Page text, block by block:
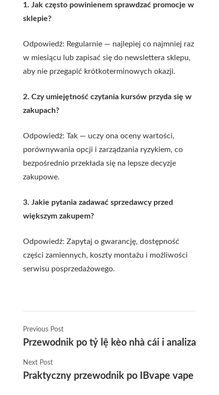
1. Jak często powinienem sprawdzać promocje w
sklepie?
Odpowiedź: Regularnie — najlepiej co najmniej raz
w miesiącu lub zapisać się do newslettera sklepu,
aby nie przegapić krótkoterminowych okazji.
2. Czy umiejętność czytania kursów przyda się w
zakupach?
Odpowiedź: Tak — uczy ona oceny wartości,
porównywania opcji i zarządzania ryzykiem, co
bezpośrednio przekłada się na lepsze decyzje
zakupowe.
3. Jakie pytania zadawać sprzedawcy przed
większym zakupem?
Odpowiedź: Zapytaj o gwarancję, dostępność
części zamiennych, koszty montażu i możliwości
serwisu posprzedażowego.
Previous Post
Przewodnik po tỷ lệ kèo nhà cái i analizach
Next Post
Praktyczny przewodnik po IBvape vape